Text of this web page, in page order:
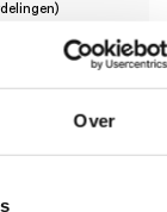
Over